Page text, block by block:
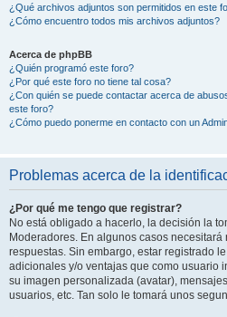
¿Qué archivos adjuntos son permitidos en este
¿Cómo encuentro todos mis archivos adjuntos?
Acerca de phpBB
¿Quién programó este foro?
¿Por qué este foro no tiene tal cosa?
¿Con quién se puede contactar acerca de
este foro?
¿Cómo puedo ponerme en contacto con un
Problemas acerca de la
¿Por qué me tengo que registrar?
No está obligado a hacerlo, la decisión la
Moderadores. En algunos casos
respuestas. Sin embargo, estar registrado
adicionales y/o ventajas que como usuario
su imagen personalizada (avatar),
usuarios, etc. Tan solo le tomará unos